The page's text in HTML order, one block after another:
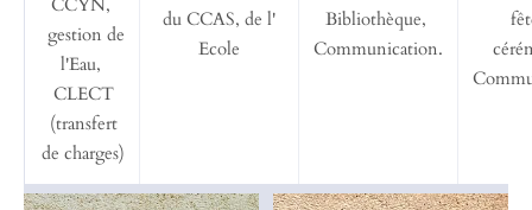
gestion de
l'Eau,
CLECT
(transfert
de charges)
du CCAS, de l'
Ecole
Bibliothèque,
Communication.